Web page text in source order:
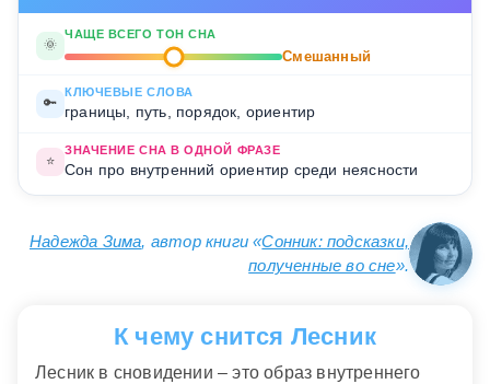
🌞
ЧАЩЕ ВСЕГО ТОН СНА
Смешанный
🔑
КЛЮЧЕВЫЕ СЛОВА
границы, путь, порядок, ориентир
⭐
ЗНАЧЕНИЕ СНА В ОДНОЙ ФРАЗЕ
Сон про внутренний ориентир среди неясности
Надежда Зима, автор книги «Сонник: подсказки,
полученные во сне».
К чему снится Лесник
Лесник в сновидении – это образ внутреннего